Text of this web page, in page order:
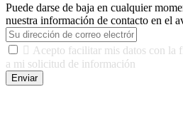
Puede darse de baja en cualquier
nuestra información de contacto en el
 Acepto facilitar mis datos con la
a mi solicitud de información
Enviar